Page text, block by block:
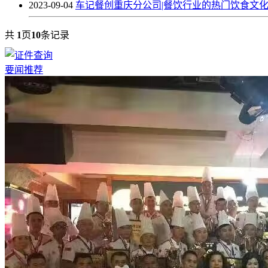
2023-09-04 车记餐创重庆分公司|餐饮行业的热门饮食文
共 1页10条记录
要闻推荐